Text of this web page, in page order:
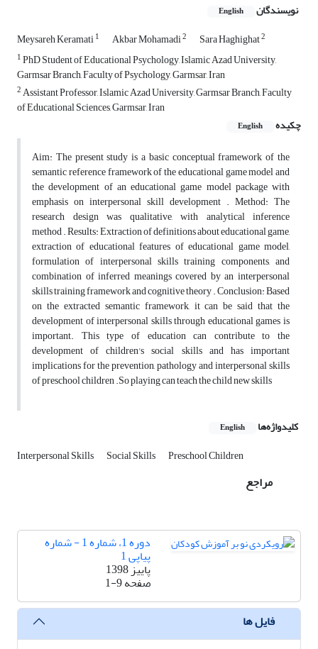
نویسندگان English
Meysareh Keramati1 Akbar Mohamadi2 Sara Haghighat2
1PhD Student of Educational Psychology, Islamic Azad University,
Garmsar Branch, Faculty of Psychology, Garmsar, Iran
2Assistant Professor, Islamic Azad University, Garmsar Branch, Faculty
of Educational Sciences, Garmsar, Iran
چکیده
English
Aim: The present study is a basic conceptual framework of the
semantic reference framework of the educational game model and
the development of an educational game model package with
emphasis on interpersonal skill development . Method: The
research design was qualitative, with analytical inference
method . Results: Extraction of definitions about educational game,
extraction of educational features of educational game model,
formulation of interpersonal skills training components, and
combination of inferred meanings covered by an interpersonal
skills training framework and cognitive theory . Conclusion: Based
on the extracted semantic framework, it can be said that the
development of interpersonal skills through educational games is
important. This type of education can contribute to the
development of children's social skills and has important
implications for the prevention, pathology and interpersonal skills
of preschool children .So playing can teach the child new skills
کلیدواژه‌ها English
Interpersonal Skills Social Skills Preschool Children
مراجع
دوره 1، شماره 1 - شماره
پیاپی 1
پاییز 1398
صفحه1-9
فایل ها